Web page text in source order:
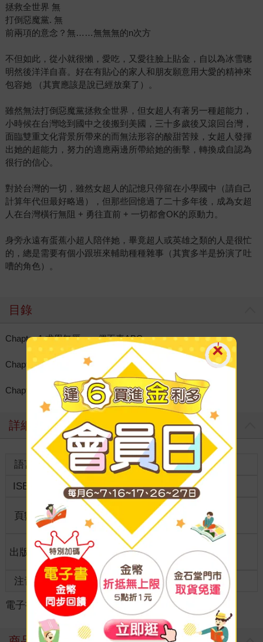
拯救全世界 無
打倒惡魔黨. 無
前兩項的意念？無……無無無的n次方
不但如此，從小就很懶，愛吃，又愛往臉上貼金，自以為冰雪聰
明然後洋洋自喜。好在有貼心的家人和朋友願意用大愛的精神來
包容她 （其實應該是說已經放棄了）。
雖然無法打倒惡魔黨拯救全世界，但女超人有著另一種超能力，
小時候在台灣唸到國中之後搬到美國，三十多歲後又滾回台灣，
面臨雙重文化背景所帶來的而無法形容的酸甜苦辣，女超人發揮
出她的超能力，努力的適應兩邊所帶給她的衝擊，轉換成自認為
很行的信心。
對於台灣的一切，雖然女超人的記憶只停留在小學國中（請自己
計算年代但最好略過），但那些回憶過了二十多年後，成為女超
人在台灣橫行無阻 + 勇往直前 + 一切都會OK的原動力。
身旁永遠有蛋蕉小超人陪伴她，畢竟超人或英雄之類的人是很忙
的，總是需要有個小跟班來輔助種種雜事（其實多半是扮演了吐
嘈的角色）。
目錄
Chapter 1 求學無厘－－偶不素ABC
Chapter2 敗犬生活－－35歳的單身女超人
Chapter3 中西大不同－－一會中，一會西
詳細資料
語言 中文繁體
裝訂
ISBN
9789575228804 分級 普通級
頁數 144
商品規
格
出版地 台灣
適讀年
全齡適讀
注音 級別
電子書 ＞ 文學 ＞ 圖文繪本 ＞ 華文圖文